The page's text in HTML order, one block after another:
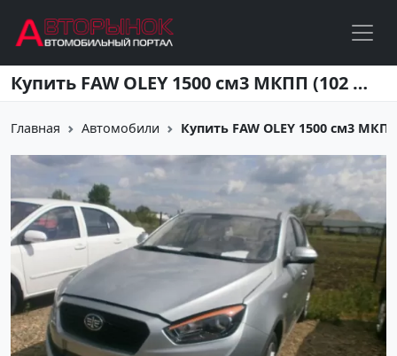
Перейти к основному содержанию Купить FAW OLEY 1500 см3 МКПП (102 л.с.) Бензин инжектор в Усть-Лабинск: цвет серебро Седан 2014 года по цене 499000 рублей, объявление №4136 на сайте Авторынок23
Главная Автомобили Купить FAW OLEY 1500 см3